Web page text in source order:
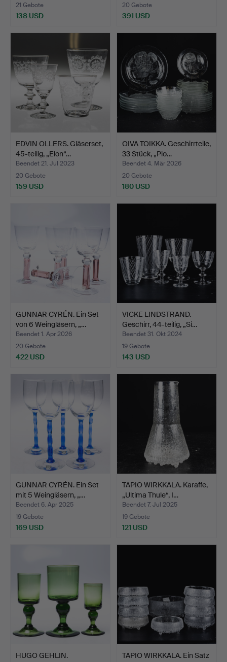
21 Gebote
138 USD
20 Gebote
391 USD
EDVIN OLLERS. Gläserset,
45-teilig, „Elon“…
Beendet 21. Jul 2023
20 Gebote
159 USD
OIVA TOIKKA. Geschirrteile,
33 Stück, „Pio…
Beendet 4. Mär 2026
20 Gebote
180 USD
GUNNAR CYRÉN. Ein Set
von 6 Weingläsern, „…
Beendet 1. Apr 2026
20 Gebote
422 USD
VICKE LINDSTRAND.
Geschirr, 44-teilig, „Si…
Beendet 31. Okt 2024
19 Gebote
143 USD
GUNNAR CYRÉN. Ein Set
mit 5 Weingläsern, „…
Beendet 6. Apr 2025
19 Gebote
169 USD
TAPIO WIRKKALA. Karaffe,
„Ultima Thule“, I…
Beendet 7. Jul 2025
19 Gebote
121 USD
HUGO GEHLIN.
TAPIO WIRKKALA. Ein Satz